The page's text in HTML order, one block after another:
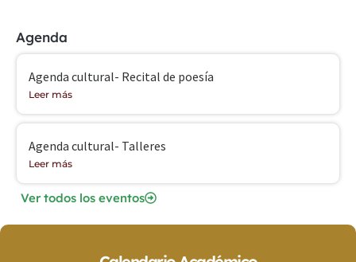
Agenda
Agenda cultural- Recital de poesía
Leer más
Agenda cultural- Talleres
Leer más
Ver todos los eventos